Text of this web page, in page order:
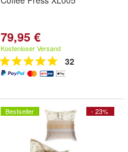
79,95 €
Kostenloser Versand
32
- 23%
Bestseller